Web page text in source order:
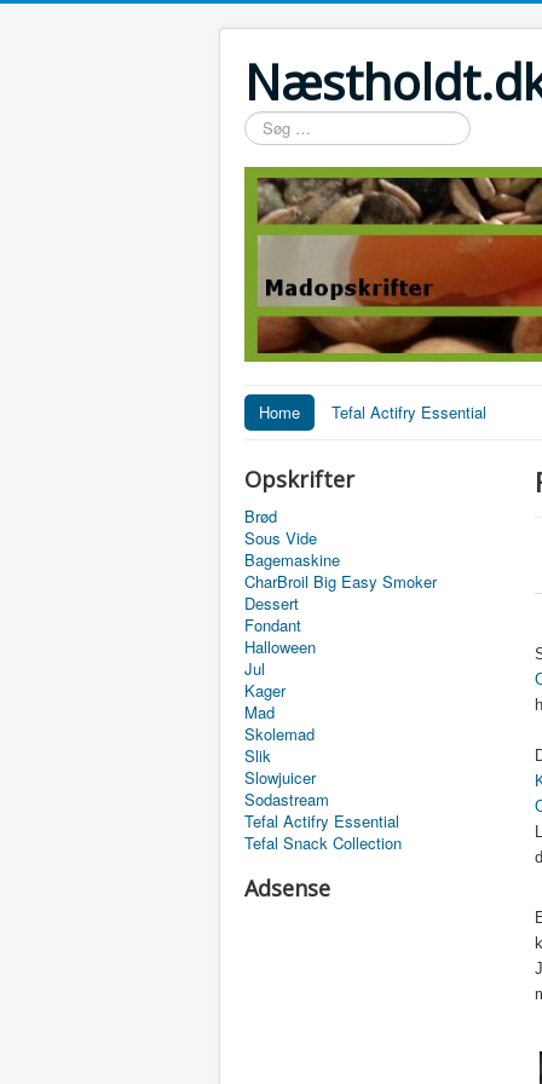
Søg
…
Home Tefal Actifry Essential
Opskrifter
Brød
Sous Vide
Bagemaskine
CharBroil Big Easy Smoker
Dessert
Fondant
Halloween
Jul
Kager
Mad
Skolemad
Slik
Slowjuicer
Sodastream
Tefal Actifry Essential
Tefal Snack Collection
Adsense